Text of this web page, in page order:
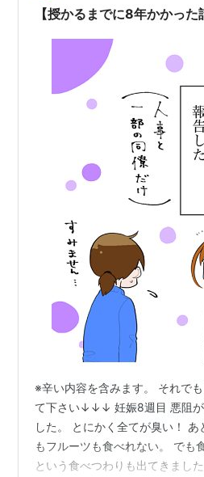
【授かるまでに8年かかっ
※辛い内容を含みます。 それで
て下さい↓↓↓ 妊娠8週目 悪阻が
した。 とにかく全てが臭い！
もフルーツも食べれない。 でも
という食べつわりも出てきまし